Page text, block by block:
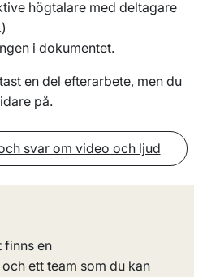
högtalare med deltagare
i dokumentet.
en del efterarbete, men du
på.
svar om video och ljud
finns en
ett team som du kan